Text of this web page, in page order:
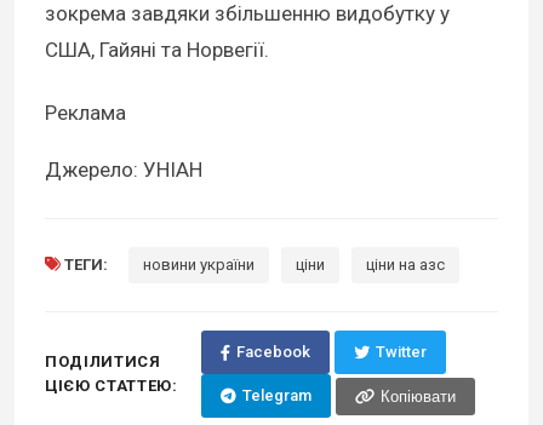
зокрема завдяки збільшенню видобутку у
США, Гайяні та Норвегії.
Реклама
Джерело: УНІАН
ТЕГИ: новини україни ціни ціни на азс
ПОДІЛИТИСЯ
ЦІЄЮ СТАТТЕЮ:
Facebook Twitter
Telegram Копіювати